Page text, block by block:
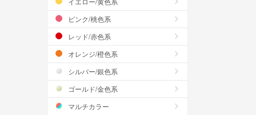
ピンク/桃色系
レッド/赤色系
オレンジ/橙色系
シルバー/銀色系
ゴールド/金色系
マルチカラー